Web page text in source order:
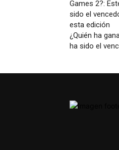
¿Quién ha
ha sido el